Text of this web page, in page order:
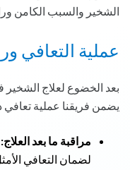
الشخير والسبب الكامن
عملية التعافي
بعد الخضوع لعلاج
يضمن فريقنا عملية تعافي
مراقبة ما بعد العلاج:
لضمان التعافي